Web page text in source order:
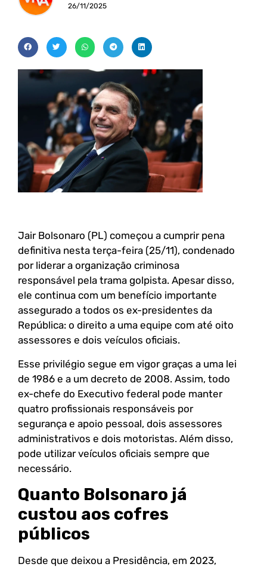
26/11/2025
Jair Bolsonaro (PL) começou a cumprir pena
definitiva nesta terça-feira (25/11), condenado
por liderar a organização criminosa
responsável pela trama golpista. Apesar disso,
ele continua com um benefício importante
assegurado a todos os ex-presidentes da
República: o direito a uma equipe com até oito
assessores e dois veículos oficiais.
Esse privilégio segue em vigor graças a uma lei
de 1986 e a um decreto de 2008. Assim, todo
ex-chefe do Executivo federal pode manter
quatro profissionais responsáveis por
segurança e apoio pessoal, dois assessores
administrativos e dois motoristas. Além disso,
pode utilizar veículos oficiais sempre que
necessário.
Quanto Bolsonaro já
custou aos cofres
públicos
Desde que deixou a Presidência, em 2023,